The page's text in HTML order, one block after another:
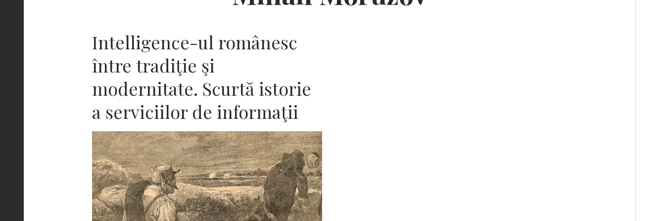
Intelligence-ul românesc
între tradiţie şi
modernitate. Scurtă istorie
a serviciilor de informaţii
I